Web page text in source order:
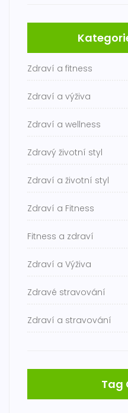
Zdraví a fitness
Zdraví a výživa
Zdraví a wellness
Zdravý životní styl
Zdraví a životní styl
Zdraví a Fitness
Fitness a zdraví
Zdraví a Výživa
Zdravé stravování
Zdraví a stravování
Tag